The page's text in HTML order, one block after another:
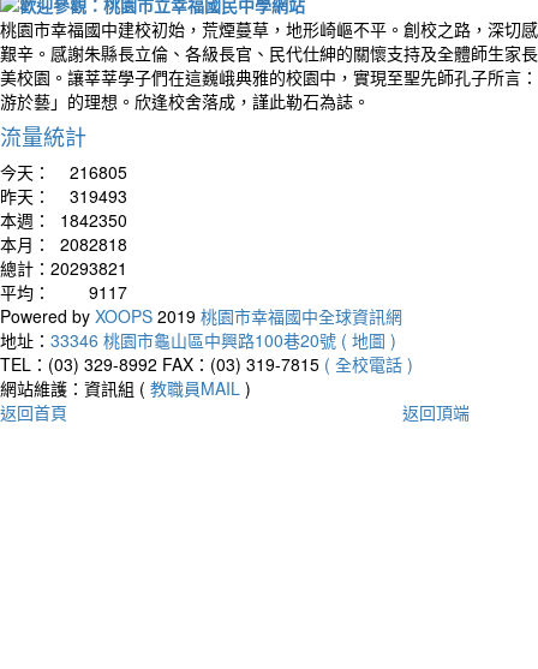
桃園市幸福國中建校初始，荒煙蔓草，地形崎嶇不平。創校之路，深切
艱辛。感謝朱縣長立倫、各級長官、民代仕紳的關懷支持及全體師生家
美校園。讓莘莘學子們在這巍峨典雅的校園中，實現至聖先師孔子所言
游於藝」的理想。欣逢校舍落成，謹此勒石為誌。
流量統計
今天：
216805
昨天：
319493
本週：
1842350
本月：
2082818
總計： 20293821
平均：
9117
Powered by XOOPS 2019 桃園市幸福國中全球資訊網
地址： 33346 桃園市龜山區中興路100巷20號 ( 地圖 )
TEL：(03) 329-8992 FAX：(03) 319-7815 ( 全校電話 )
網站維護：資訊組 ( 教職員MAIL )
返回首頁
返回頂端